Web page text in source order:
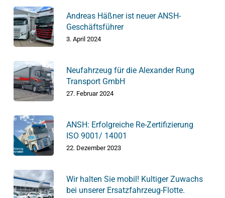
Andreas Häßner ist neuer ANSH-
Geschäftsführer
3. April 2024
Neufahrzeug für die Alexander Rung
Transport GmbH
27. Februar 2024
ANSH: Erfolgreiche Re-Zertifizierung
ISO 9001/ 14001
22. Dezember 2023
Wir halten Sie mobil! Kultiger Zuwachs
bei unserer Ersatzfahrzeug-Flotte.